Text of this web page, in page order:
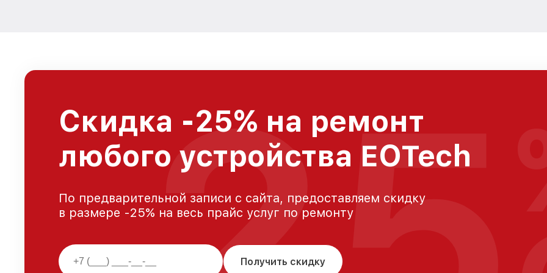
Скидка -25% на ремонт
любого устройства EOTech
По предварительной записи с сайта, предоставляем скидку
в размере -25% на весь прайс услуг по ремонту
Получить скидку